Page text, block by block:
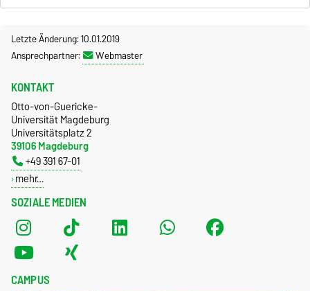
Letzte Änderung: 10.01.2019
Ansprechpartner:
Webmaster
SOZIALE MEDIEN
KONTAKT
Otto-von-Guericke-
Universität Magdeburg
Universitätsplatz 2
39106 Magdeburg
+49 391 67-01
mehr…
CAMPUS